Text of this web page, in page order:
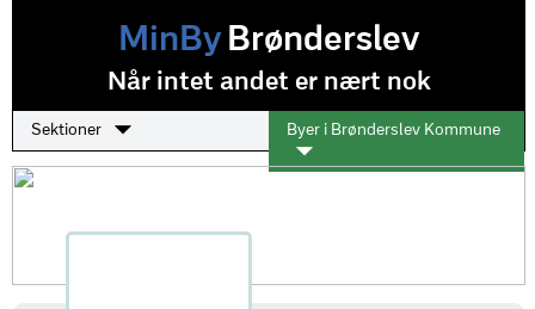
MinByBrønderslev
Når intet andet er nært nok
Sektioner Byer i Brønderslev Kommune